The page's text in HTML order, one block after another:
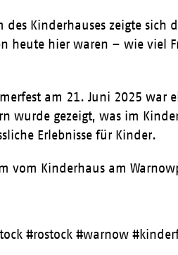
des Kinderhauses zeigte
heute hier waren – wie viel
am 21. Juni 2025
wurde gezeigt, was im
Erlebnisse für Kinder.
vom Kinderhaus am
#rostock #warnow